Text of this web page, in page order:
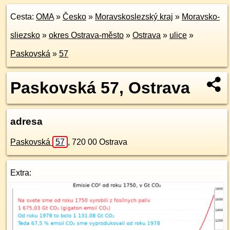
Cesta: OMA» Česko » Moravskoslezský kraj » Moravsko-
sliezsko » okres Ostrava-město » Ostrava » ulice »
Paskovská » 57
Paskovská 57, Ostrava
adresa
Paskovská 57 , 720 00 Ostrava
Extra: